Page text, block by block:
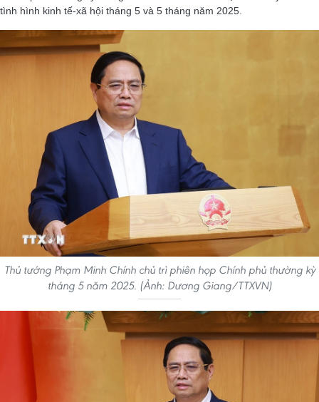
tình hình kinh tế-xã hội tháng 5 và 5 tháng năm 2025.
Thủ tướng Phạm Minh Chính chủ trì phiên họp Chính phủ thường kỳ
tháng 5 năm 2025. (Ảnh: Dương Giang/TTXVN)